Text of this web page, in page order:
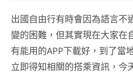
者:
別:
出國自由行有時會因為語言不
變的困難，但其實現在大家在
有能用的APP下載好，到了當
立即得知相關的搭乘資訊，今